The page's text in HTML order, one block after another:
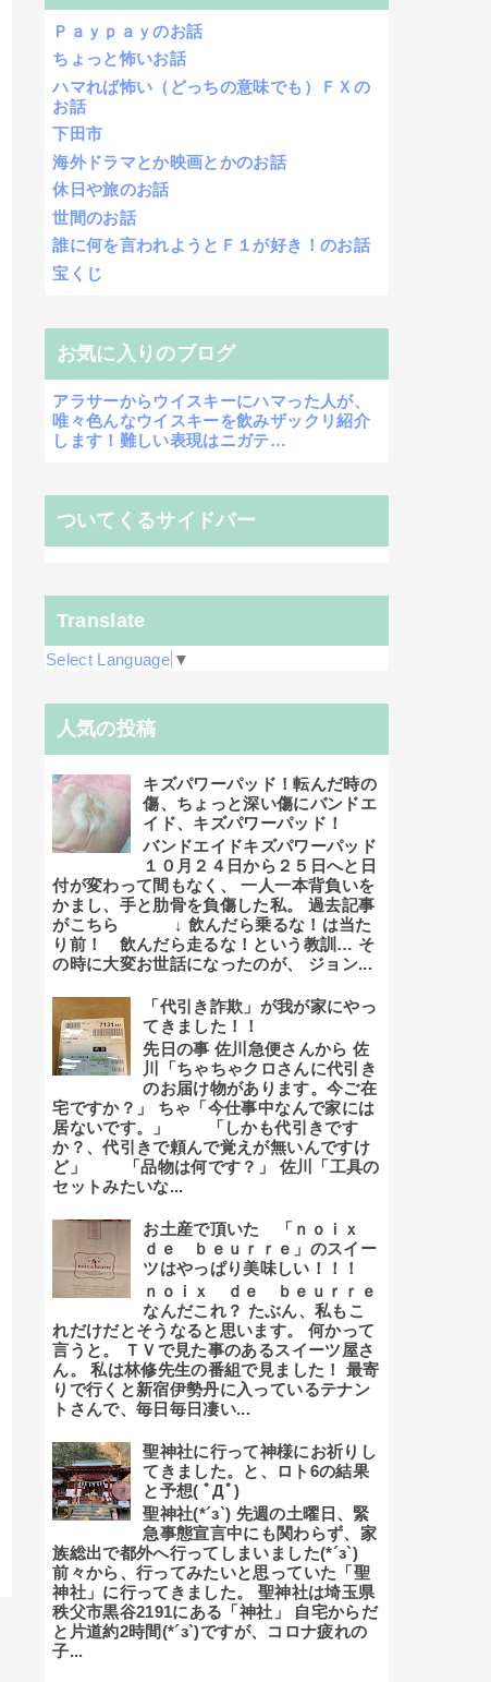
Ｐａｙｐａｙのお話
ちょっと怖いお話
ハマれば怖い（どっちの意味でも）ＦＸの
お話
下田市
海外ドラマとか映画とかのお話
休日や旅のお話
世間のお話
誰に何を言われようとＦ１が好き！のお話
宝くじ
お気に入りのブログ
アラサーからウイスキーにハマった人が、
唯々色んなウイスキーを飲みザックリ紹介
します！難しい表現はニガテ…
ついてくるサイドバー
Translate
Select Language ▼
人気の投稿
キズパワーパッド！転んだ時の
傷、ちょっと深い傷にバンドエ
イド、キズパワーパッド！
バンドエイドキズパワーパッド
１０月２４日から２５日へと日
付が変わって間もなく、 一人一本背負いを
かまし、手と肋骨を負傷した私。 過去記事
がこちら ↓ 飲んだら乗るな！は当た
り前！ 飲んだら走るな！という教訓… そ
の時に大変お世話になったのが、 ジョン...
「代引き詐欺」が我が家にやっ
てきました！！
先日の事 佐川急便さんから 佐
川「ちゃちゃクロさんに代引き
のお届け物があります。今ご在
宅ですか？」 ちゃ「今仕事中なんで家には
居ないです。」 「しかも代引きです
か？、代引きで頼んで覚えが無いんですけ
ど」 「品物は何です？」 佐川「工具の
セットみたいな...
お土産で頂いた 「ｎｏｉｘ
ｄｅ ｂｅｕｒｒｅ」のスイー
ツはやっぱり美味しい！！！
ｎｏｉｘ ｄｅ ｂｅｕｒｒｅ
なんだこれ？ たぶん、私もこ
れだけだとそうなると思います。 何かって
言うと。 ＴＶで見た事のあるスイーツ屋さ
ん。 私は林修先生の番組で見ました！ 最寄
りで行くと新宿伊勢丹に入っているテナン
トさんで、毎日毎日凄い...
聖神社に行って神様にお祈りし
てきました。と、ロト6の結果
と予想( ﾟДﾟ)
聖神社(*´з`) 先週の土曜日、緊
急事態宣言中にも関わらず、家
族総出で都外へ行ってしまいました(*´з`)
前々から、行ってみたいと思っていた「聖
神社」に行ってきました。 聖神社は埼玉県
秩父市黒谷2191にある「神社」 自宅からだ
と片道約2時間(*´з`)ですが、コロナ疲れの
子...